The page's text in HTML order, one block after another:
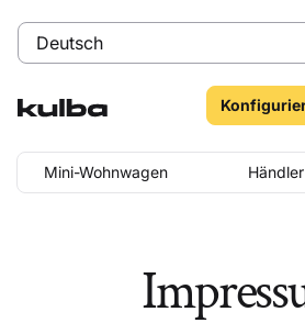
Mini-Wohnwagen Händler